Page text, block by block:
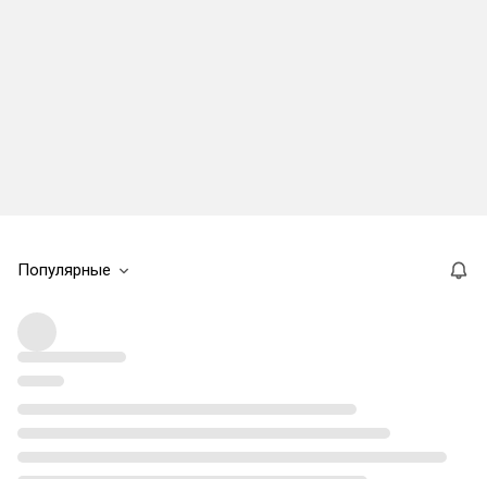
Популярные